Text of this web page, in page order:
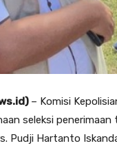
– Komisi
seleksi
Pudji Hartanto